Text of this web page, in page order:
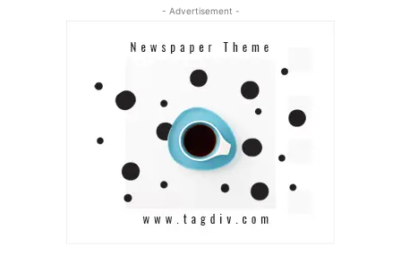
- Advertisement -